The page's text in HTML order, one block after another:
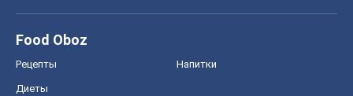
Food Oboz
Рецепты Напитки
Диеты